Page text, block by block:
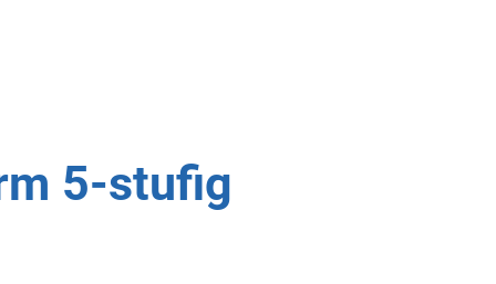
5-stufig